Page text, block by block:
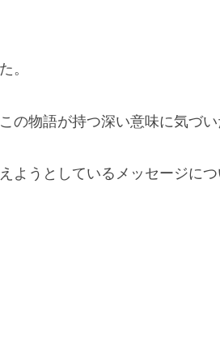
。
の物語が持つ深い意味に気づい
ようとしているメッセージに